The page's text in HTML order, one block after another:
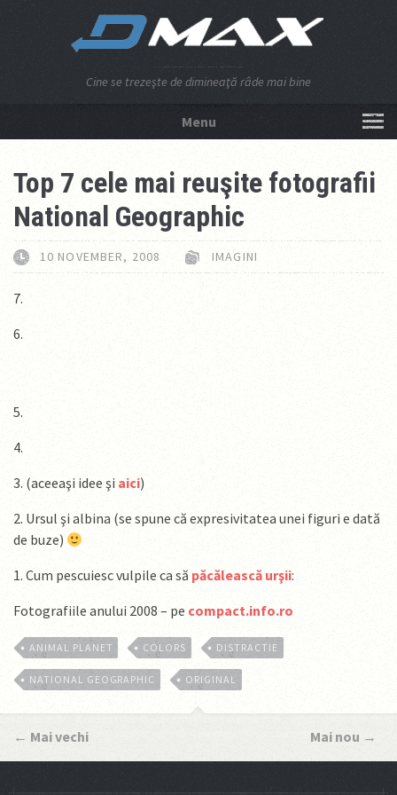
Cine se trezeşte de dimineaţă râde mai bine
Menu
Top 7 cele mai reuşite fotografii
National Geographic
10 NOVEMBER, 2008 IMAGINI
7.
6.
5.
4.
3. (aceeaşi idee şi aici)
2. Ursul şi albina (se spune că expresivitatea unei figuri e dată
de buze)
1. Cum pescuiesc vulpile ca să păcălească urşii:
Fotografiile anului 2008 – pe compact.info.ro
ANIMAL PLANET COLORS DISTRACTIE
NATIONAL GEOGRAPHIC ORIGINAL
← Mai vechi Mai nou →